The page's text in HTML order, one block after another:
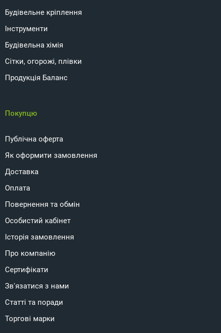
Будівельне кріплення
Інструменти
Будівельна хімія
Сітки, огорожі, плівки
Продукція Баланс
Покупцю
Публічна оферта
Як оформити замовлення
Доставка
Оплата
Повернення та обмін
Особистий кабінет
Історія замовлення
Про компанію
Сертифікати
Зв'язатися з нами
Статті та поради
Торгові марки